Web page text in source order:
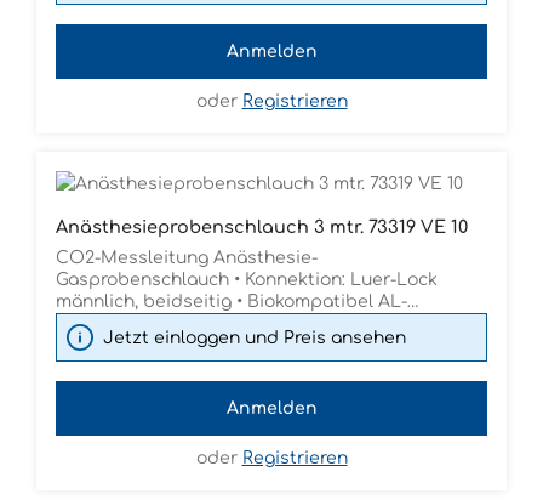
Chipkarten E-2 Schnittleistung 10 Blatt
Behälter-/Auffangvolumen 18 l Behältervolumen
in Blatt 80 Blatt Schnittgeschwindigkeit 35 mm/s
Stromanschluß 230V / 50Hz Motorleistung 125 W
(BxHxT) 345 x 385 x 245 mm Gewicht 4,2 kg
Anmelden
oder Registrieren
Anästhesieprobenschlauch 3 mtr. 73319 VE 10
CO2-Messleitung Anästhesie-
Gasprobenschlauch • Konnektion: Luer-Lock
männlich, beidseitig • Biokompatibel AL-
10000.V001 STERILE • Produziert und einzeln
verpackt im Reinraum • Innovative
Materialzusammensetzung: Innenschicht: PE -
schafft CO2-diffundierende Barriere
Außenschicht: PVC - für Knickstabilität 3
Bezeichnung • Latex frei • PHT frei
Jetzt einloggen und Preis ansehen
Anmelden
oder Registrieren